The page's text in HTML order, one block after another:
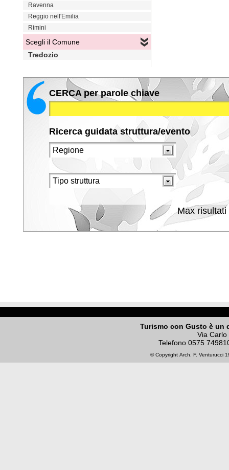
Ravenna
Reggio nell'Emilia
Rimini
Scegli il Comune
Tredozio
CERCA per parole chiave
Ricerca guidata struttura/evento
Max risultati
Turismo con Gusto è un
Via
Telefono 0575
© Copyright Arch. F. Venturucci